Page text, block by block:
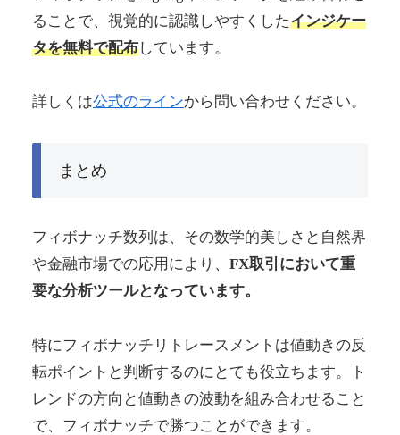
ることで、視覚的に認識しやすくしたインジケー
タを無料で配布しています。
詳しくは公式のラインから問い合わせください。
まとめ
フィボナッチ数列は、その数学的美しさと自然界
や金融市場での応用により、 FX取引において重
要な分析ツールとなっています。
特にフィボナッチリトレースメントは値動きの反
転ポイントと判断するのにとても役立ちます。ト
レンドの方向と値動きの波動を組み合わせること
で、フィボナッチで勝つことができます。